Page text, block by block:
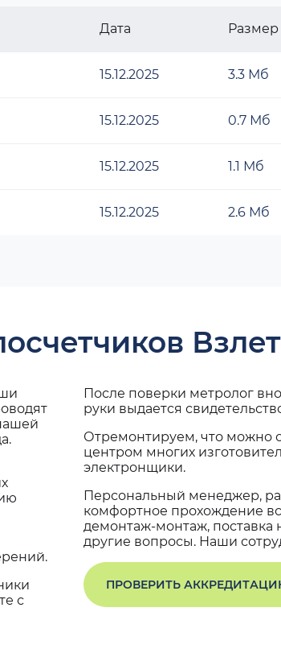
Дата Размер
15.12.2025 3.3 Мб
15.12.2025 0.7 Мб
15.12.2025 1.1 Мб
15.12.2025 2.6 Мб
с
После поверки метролог
руки выдается
Отремонтируем, что можно
центром многих
электронщики.
Персональный менеджер,
комфортное прохождение
демонтаж-монтаж,
другие вопросы. Наши
ПРОВЕРИТЬ